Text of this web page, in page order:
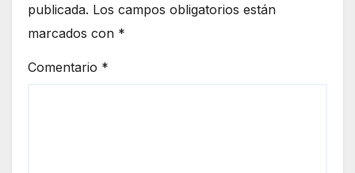
publicada. Los campos obligatorios están
marcados con *
Comentario *